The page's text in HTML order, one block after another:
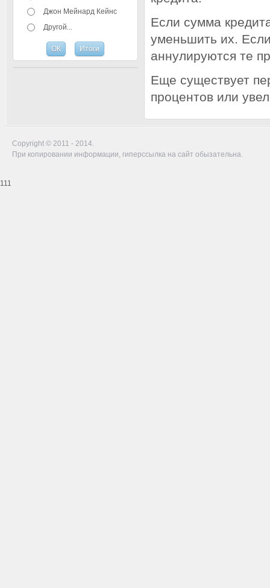
Джон Мейнард Кейнс
Другой...
Если сумма
уменьшить их.
аннулируются те
Еще существует
процентов или
Copyright © 2011 - 2014.
При копировании информации, гиперссылка на сайт обызательна.
111